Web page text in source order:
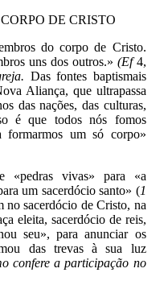
DE CRISTO
do corpo de Cristo.
uns dos outros.» (Ef 4,
Das fontes baptismais
Aliança, que ultrapassa
das nações, das culturas,
é que todos nós fomos
formarmos um só corpo»
«pedras vivas» para «a
um sacerdócio santo» (1
no sacerdócio de Cristo, na
eleita, sacerdócio de reis,
seu», para anunciar os
das trevas à sua luz
confere a participação no